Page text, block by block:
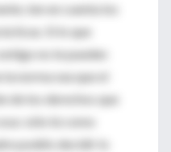
ten en cuenta los
Si lo que
no te pueden
norma sea que el
de los derechos que
sólo tú como
podéis decidir lo